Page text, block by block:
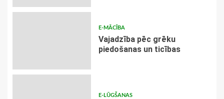
E-MĀCĪBA
Vajadzība pēc grēku
piedošanas un ticības
E-LŪGŠANAS